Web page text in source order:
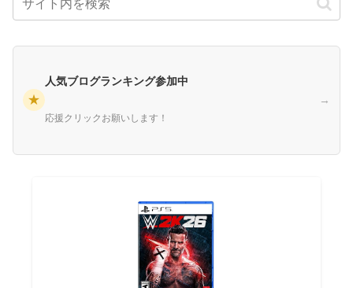
★
人気ブログランキング参加中
応援クリックお願いします！
→